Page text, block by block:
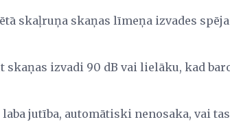
skaļruņa skaņas līmeņa izvades
izvadi 90 dB vai lielāku, kad
jutība, automātiski nenosaka, vai